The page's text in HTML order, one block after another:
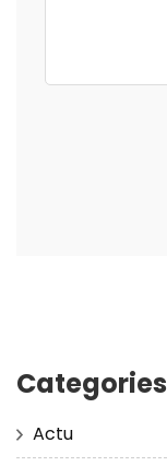
Categories
Actu